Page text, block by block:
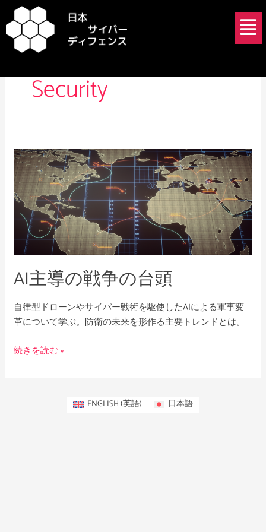
容
を
ッ
メ
ニ
ュ
Critical Infrastructure
Security
AI主導の戦争の台頭
自律型ドローンやサイバー戦術を駆使したAIによる軍事変
革について学ぶ。防衛の未来を形作る主要トレンドとは。
AI
主
導
の
戦
の
台
頭
続きを読む »
ENGLISH(英語) 日本語